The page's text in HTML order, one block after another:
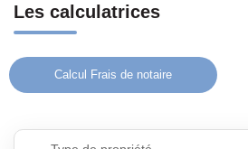
Les calculatrices
Calcul Frais de notaire